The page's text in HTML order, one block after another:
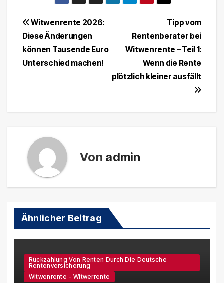
Beitragsnavigation
Tipp vom
Rentenberater bei
Witwenrente – Teil 1:
Wenn die Rente
plötzlich kleiner ausfällt
Witwenrente 2026:
Diese Änderungen
können Tausende Euro
Unterschied machen!
Von admin
Ähnlicher Beitrag
Rückzahlung Von Renten Durch Die Deutsche
Rentenversicherung
Witwenrente - Witwerrente